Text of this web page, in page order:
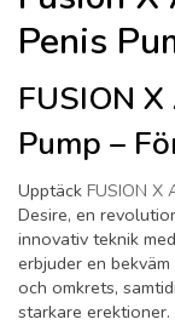
Penis
FUSION
Pump –
Upptäck FUSION X
Desire, en
innovativ teknik
erbjuder en
och omkrets,
starkare erektioner.